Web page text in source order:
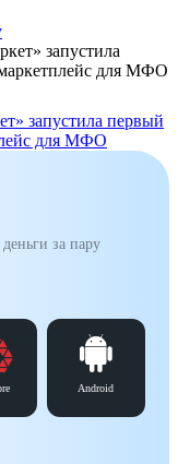
запустила первый
для МФО
за пару
Android